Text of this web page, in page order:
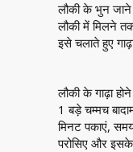
लौकी के भुन
लौकी में मिलने
इसे चलाते हुए
लौकी के गाढ़ा
1 बड़े चम्मच
मिनट पकाएं,
परोसिए और